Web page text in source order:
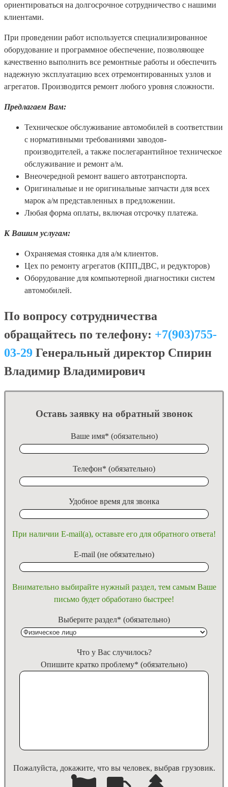
ориентироваться на долгосрочное сотрудничество с нашими
клиентами.
При проведении работ используется специализированное
оборудование и программное обеспечение, позволяющее
качественно выполнить все ремонтные работы и обеспечить
надежную эксплуатацию всех отремонтированных узлов и
агрегатов. Производится ремонт любого уровня сложности.
Предлагаем Вам:
Техническое обслуживание автомобилей в соответствии
с нормативными требованиями заводов-
производителей, а также послегарантийное техническое
обслуживание и ремонт а/м.
Внеочередной ремонт вашего автотранспорта.
Оригинальные и не оригинальные запчасти для всех
марок а/м представленных в предложении.
Любая форма оплаты, включая отсрочку платежа.
К Вашим услугам:
Охраняемая стоянка для а/м клиентов.
Цех по ремонту агрегатов (КПП,ДВС, и редукторов)
Оборудование для компьютерной диагностики систем
автомобилей.
По вопросу сотрудничества
обращайтесь по телефону: +7(903)755-
03-29 Генеральный директор Спирин
Владимир Владимирович
Оставь заявку на обратный звонок
Ваше имя* (обязательно)
Телефон* (обязательно)
Удобное время для звонка
При наличии E-mail(а), оставьте его для обратного ответа!
E-mail (не обязательно)
Внимательно выбирайте нужный раздел, тем самым Ваше
письмо будет обработано быстрее!
Выберите раздел* (обязательно)
Что у Вас случилось?
Опишите кратко проблему* (обязательно)
Пожалуйста, докажите, что вы человек, выбрав грузовик.